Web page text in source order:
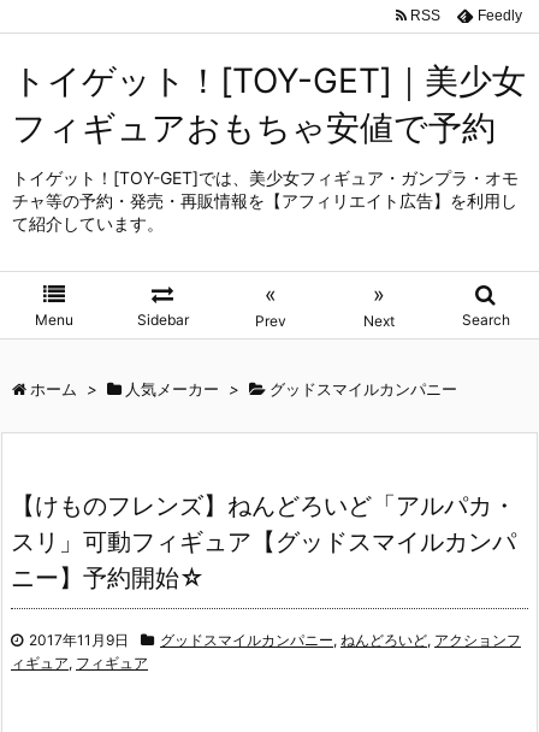
トイゲット！[TOY-GET]｜美少女
フィギュアおもちゃ安値で予約
トイゲット！[TOY-GET]では、美少女フィギュア・ガンプラ・オモ
チャ等の予約・発売・再販情報を【アフィリエイト広告】を利用し
て紹介しています。
Menu Sidebar
«
Prev
»
Next Search
RSS Feedly
ホーム > 人気メーカー > グッドスマイルカンパニー
【けものフレンズ】ねんどろいど「アルパカ・
スリ」可動フィギュア【グッドスマイルカンパ
ニー】予約開始☆
2017年11月9日 グッドスマイルカンパニー, ねんどろいど, アクションフ
ィギュア, フィギュア